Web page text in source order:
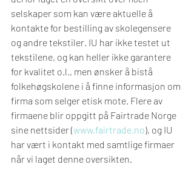
selskaper som kan være aktuelle å
kontakte for bestilling av skolegensere
og andre tekstiler. IU har ikke testet ut
tekstilene, og kan heller ikke garantere
for kvalitet o.l., men ønsker å bistå
folkehøgskolene i å finne informasjon om
firma som selger etisk mote. Flere av
firmaene blir oppgitt på Fairtrade Norge
sine nettsider (www.fairtrade.no), og IU
har vært i kontakt med samtlige firmaer
når vi laget denne oversikten.